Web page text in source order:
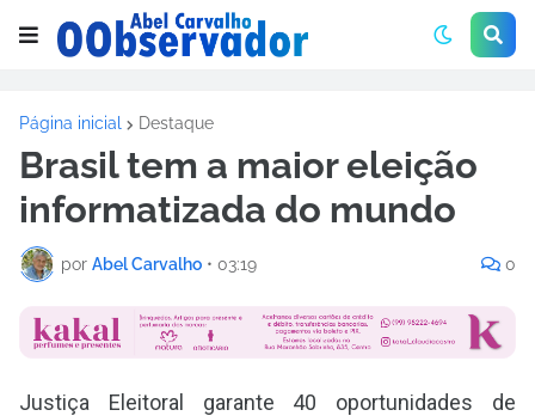
Página inicial Destaque
Brasil tem a maior eleição
informatizada do mundo
por Abel Carvalho • 03:19 0
Justiça Eleitoral garante 40 oportunidades de